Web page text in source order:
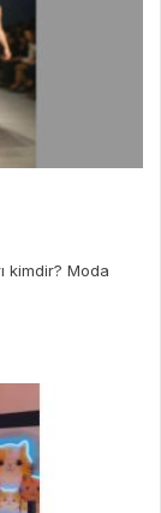
kimdir? Moda